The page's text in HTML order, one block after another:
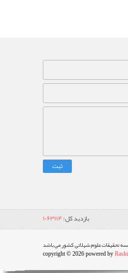
ثبت
بازدید کل:1063114
تحقیقات علوم شیلاتی کشور می باشد
copyright © 2026 powered by